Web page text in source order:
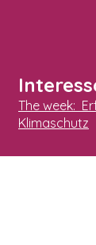
The week:
Klimaschutz